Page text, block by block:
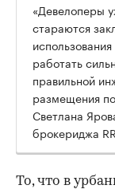
«Девелоперы
стараются
работать
правильной
размещения
Светлана
брокериджа
То, что в